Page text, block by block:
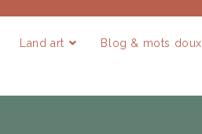
Land art Blog & mots doux